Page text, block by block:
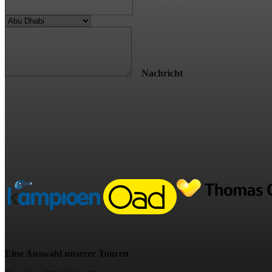
Nachricht
Eine Auswahl unserer Touren